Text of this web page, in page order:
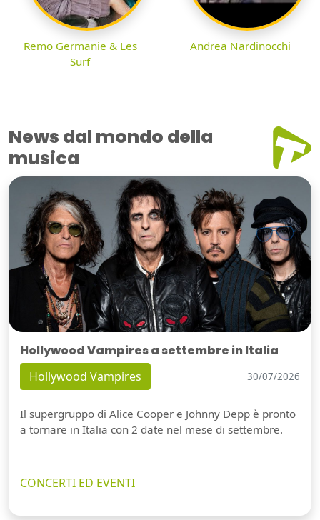
Remo Germanie & Les
Surf
Andrea Nardinocchi
News dal mondo della
musica
Hollywood Vampires a settembre in Italia
Hollywood Vampires 30/07/2026
Il supergruppo di Alice Cooper e Johnny Depp è pronto
a tornare in Italia con 2 date nel mese di settembre.
CONCERTI ED EVENTI